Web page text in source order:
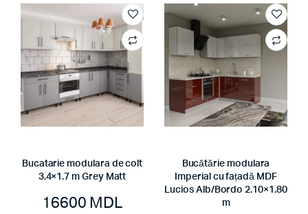
Bucatarie modulara de colt
3.4×1.7 m Grey Matt
16600 MDL
Bucătărie modulara
Imperial cu fațadă MDF
Lucios Alb/Bordo 2.10×1.80
m